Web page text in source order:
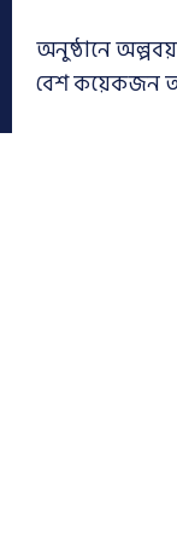
অনুষ্ঠানে
বেশ কয়েকজন